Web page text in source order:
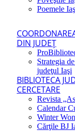
Poemele
DIN JUDEŢ
Strategia
judeţul Iaşi
BIBLIOTECA
CERCETARE
Revista
Calendar
Winter
Cărţile BJ